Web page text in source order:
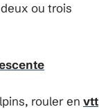
ou trois
rouler en vtt